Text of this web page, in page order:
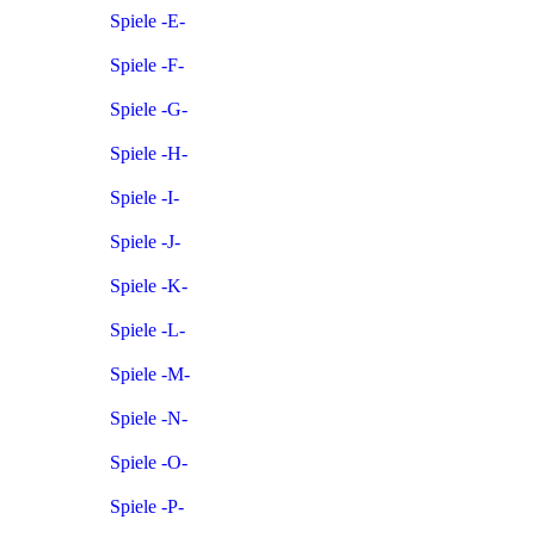
Spiele -E-
Spiele -F-
Spiele -G-
Spiele -H-
Spiele -I-
Spiele -J-
Spiele -K-
Spiele -L-
Spiele -M-
Spiele -N-
Spiele -O-
Spiele -P-